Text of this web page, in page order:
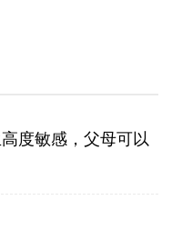
度敏感，父母可以